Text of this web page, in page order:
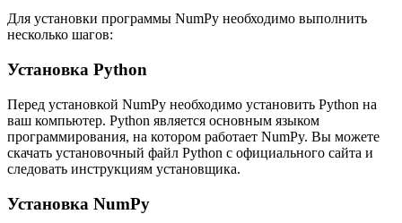
Для установки программы NumPy необходимо выполнить
несколько шагов:
Установка Python
Перед установкой NumPy необходимо установить Python на
ваш компьютер. Python является основным языком
программирования, на котором работает NumPy. Вы можете
скачать установочный файл Python с официального сайта и
следовать инструкциям установщика.
Установка NumPy